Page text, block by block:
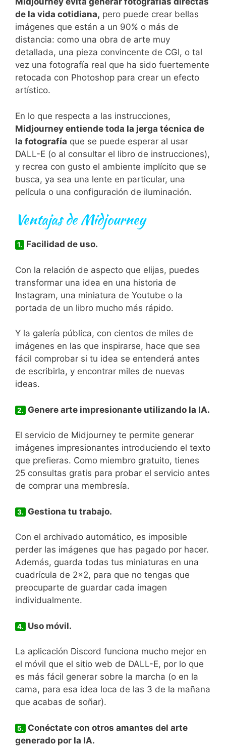
de la vida cotidiana, pero puede crear bellas
imágenes que están a un 90% o más de
distancia: como una obra de arte muy
detallada, una pieza convincente de CGI, o tal
vez una fotografía real que ha sido fuertemente
retocada con Photoshop para crear un efecto
artístico.
En lo que respecta a las instrucciones,
Midjourney entiende toda la jerga técnica de
la fotografía que se puede esperar al usar
DALL-E (o al consultar el libro de instrucciones),
y recrea con gusto el ambiente implícito que se
busca, ya sea una lente en particular, una
película o una configuración de iluminación.
Ventajas de Midjourney
1. Facilidad de uso.
Con la relación de aspecto que elijas, puedes
transformar una idea en una historia de
Instagram, una miniatura de Youtube o la
portada de un libro mucho más rápido.
Y la galería pública, con cientos de miles de
imágenes en las que inspirarse, hace que sea
fácil comprobar si tu idea se entenderá antes
de escribirla, y encontrar miles de nuevas
ideas.
2. Genere arte impresionante utilizando la IA.
El servicio de Midjourney te permite generar
imágenes impresionantes introduciendo el texto
que prefieras. Como miembro gratuito, tienes
25 consultas gratis para probar el servicio antes
de comprar una membresía.
3. Gestiona tu trabajo.
Con el archivado automático, es imposible
perder las imágenes que has pagado por hacer.
Además, guarda todas tus miniaturas en una
cuadrícula de 2×2, para que no tengas que
preocuparte de guardar cada imagen
individualmente.
4. Uso móvil.
La aplicación Discord funciona mucho mejor en
el móvil que el sitio web de DALL-E, por lo que
es más fácil generar sobre la marcha (o en la
cama, para esa idea loca de las 3 de la mañana
que acabas de soñar).
5.
Conéctate con otros amantes del arte
generado por la IA.